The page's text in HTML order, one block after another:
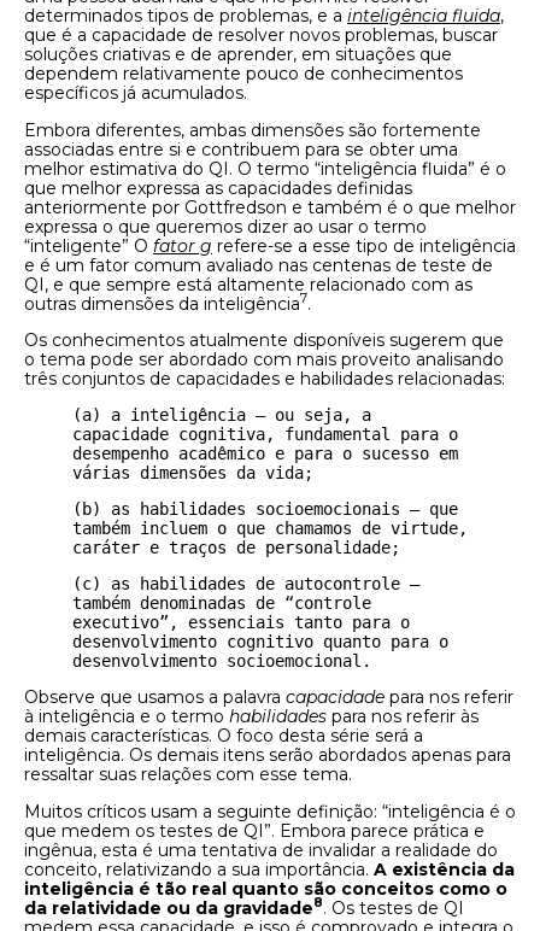
determinados tipos de problemas, e a inteligência fluida,
que é a capacidade de resolver novos problemas, buscar
soluções criativas e de aprender, em situações que
dependem relativamente pouco de conhecimentos
específicos já acumulados.
Embora diferentes, ambas dimensões são fortemente
associadas entre si e contribuem para se obter uma
melhor estimativa do QI. O termo “inteligência fluida” é o
que melhor expressa as capacidades definidas
anteriormente por Gottfredson e também é o que melhor
expressa o que queremos dizer ao usar o termo
“inteligente” O fator g refere-se a esse tipo de inteligência
e é um fator comum avaliado nas centenas de teste de
QI, e que sempre está altamente relacionado com as
outras dimensões da inteligência7.
Os conhecimentos atualmente disponíveis sugerem que
o tema pode ser abordado com mais proveito analisando
três conjuntos de capacidades e habilidades relacionadas:
(a) a inteligência – ou seja, a
capacidade cognitiva, fundamental para o
desempenho acadêmico e para o sucesso em
várias dimensões da vida;
(b) as habilidades socioemocionais – que
também incluem o que chamamos de virtude,
caráter e traços de personalidade;
(c) as habilidades de autocontrole –
também denominadas de “controle
executivo”, essenciais tanto para o
desenvolvimento cognitivo quanto para o
desenvolvimento socioemocional.
Observe que usamos a palavra capacidade para nos referir
à inteligência e o termo habilidades para nos referir às
demais características. O foco desta série será a
inteligência. Os demais itens serão abordados apenas para
ressaltar suas relações com esse tema.
Muitos críticos usam a seguinte definição: “inteligência é o
que medem os testes de QI”. Embora parece prática e
ingênua, esta é uma tentativa de invalidar a realidade do
conceito, relativizando a sua importância. A existência da
inteligência é tão real quanto são conceitos como o
da relatividade ou da gravidade8. Os testes de QI